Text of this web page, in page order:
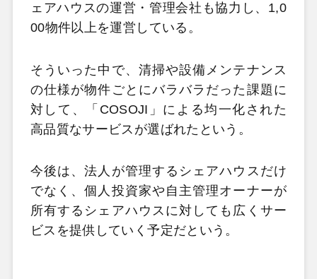
ェアハウスの運営・管理会社も協力し、1,0
00物件以上を運営している。
そういった中で、清掃や設備メンテナンス
の仕様が物件ごとにバラバラだった課題に
対して、「COSOJI」による均一化された
高品質なサービスが選ばれたという。
今後は、法人が管理するシェアハウスだけ
でなく、個人投資家や自主管理オーナーが
所有するシェアハウスに対しても広くサー
ビスを提供していく予定だという。